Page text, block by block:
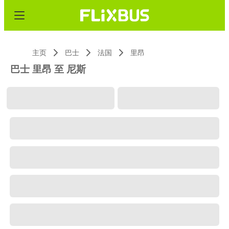
主页 巴士 法国 里昂
巴士 里昂 至 尼斯